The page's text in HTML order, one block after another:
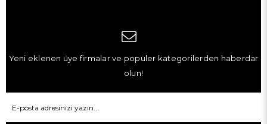
Yeni eklenen üye firmalar ve popüler kategorilerden haberdar
olun!